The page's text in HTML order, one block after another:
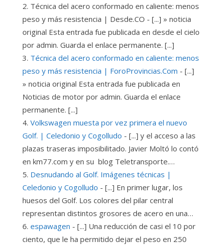
Técnica del acero conformado en caliente: menos
peso y más resistencia | Desde.CO - [...] » noticia
original Esta entrada fue publicada en desde el cielo
por admin. Guarda el enlace permanente. [...]
Técnica del acero conformado en caliente: menos
peso y más resistencia | ForoProvincias.Com - [...]
» noticia original Esta entrada fue publicada en
Noticias de motor por admin. Guarda el enlace
permanente. [...]
Volkswagen muesta por vez primera el nuevo
Golf. | Celedonio y Cogolludo - [...] y el acceso a las
plazas traseras imposibilitado. Javier Moltó lo contó
en km77.com y en su blog Teletransporte.…
Desnudando al Golf. Imágenes técnicas |
Celedonio y Cogolludo - [...] En primer lugar, los
huesos del Golf. Los colores del pilar central
representan distintos grosores de acero en una…
espawagen - [...] Una reducción de casi el 10 por
ciento, que le ha permitido dejar el peso en 250